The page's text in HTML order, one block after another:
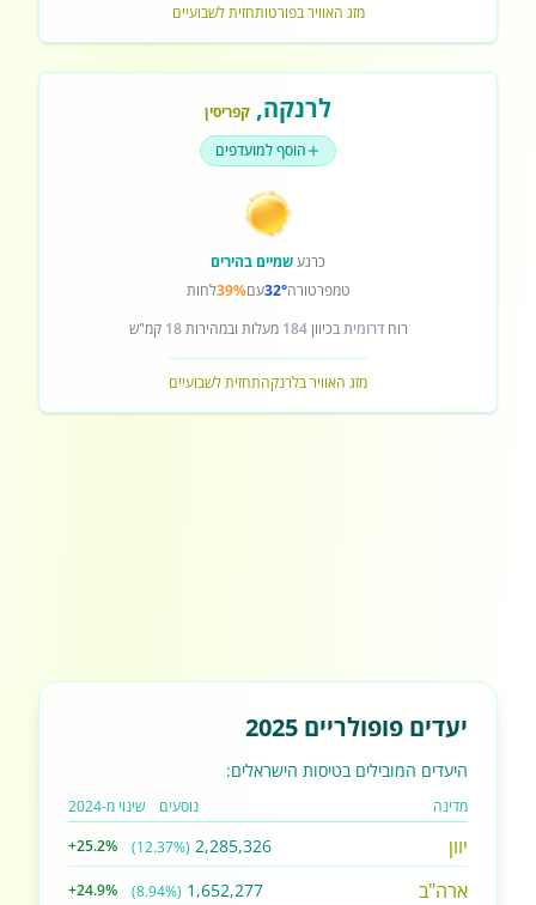
מזג האוויר בפורטותחזית לשבועיים
לרנקה, קפריסין
הוסף למועדפים
כרגעשמיים בהירים
טמפרטורה32°עם39%לחות
רוחדרומיתבכיוון184 מעלות ובמהירות18 קמ"ש
מזג האוויר בלרנקהתחזית לשבועיים
יעדים פופולריים 2025
היעדים המובילים בטיסות הישראלים:
מדינה נוסעים שינוי מ-2024
יוון 2,285,326
(12.37%)
+25.2%
ארה"ב 1,652,277
(8.94%)
+24.9%